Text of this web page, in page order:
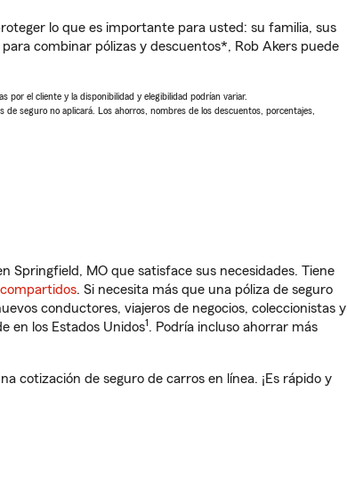
lo que es importante para usted: su familia, sus
combinar pólizas y descuentos*, Rob Akers puede
por el cliente y la disponibilidad y elegibilidad podrían variar.
seguro no aplicará. Los ahorros, nombres de los descuentos, porcentajes,
Springfield, MO que satisface sus necesidades. Tiene
. Si necesita más que una póliza de seguro
conductores, viajeros de negocios, coleccionistas y
en los Estados Unidos1. Podría incluso ahorrar más
cotización de seguro de carros en línea. ¡Es rápido y